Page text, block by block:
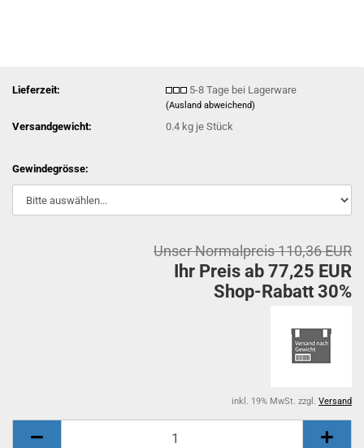
Lieferzeit: 5-8 Tage bei Lagerware
(Ausland abweichend)
Versandgewicht: 0.4 kg je Stück
Gewindegrösse:
Unser Normalpreis 110,36 EUR
Ihr Preis ab 77,25 EUR
Shop-Rabatt 30%
inkl. 19% MwSt. zzgl. Versand